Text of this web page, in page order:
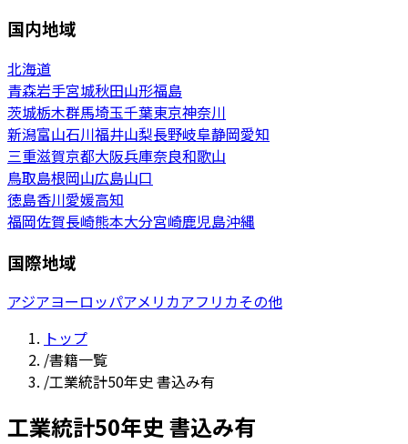
国内地域
北海道
青森岩手宮城秋田山形福島
茨城栃木群馬埼玉千葉東京神奈川
新潟富山石川福井山梨長野岐阜静岡愛知
三重滋賀京都大阪兵庫奈良和歌山
鳥取島根岡山広島山口
徳島香川愛媛高知
福岡佐賀長崎熊本大分宮崎鹿児島沖縄
国際地域
アジアヨーロッパアメリカアフリカその他
トップ
/書籍一覧
/工業統計50年史 書込み有
工業統計50年史 書込み有